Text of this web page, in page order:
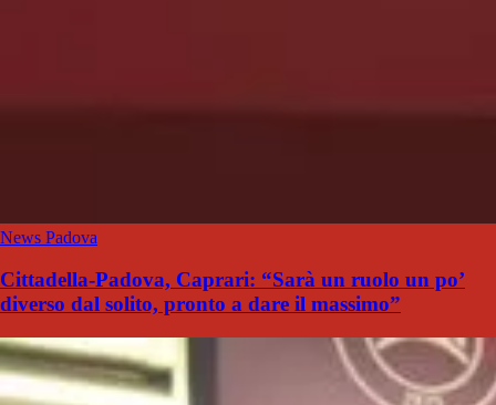
News Padova
Cittadella-Padova, Caprari: “Sarà un ruolo un po’
diverso dal solito, pronto a dare il massimo”